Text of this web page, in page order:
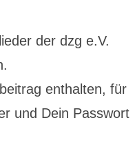
der dzg e.V.
enthalten, für
und Dein Passwort